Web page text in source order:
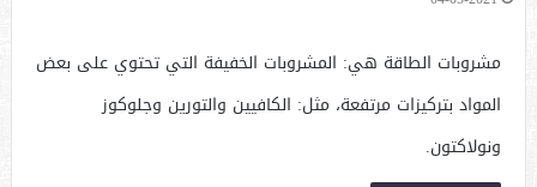
مشروبات الطاقة هي: المشروبات الخفيفة التي تحتوي على بعض
المواد بتركيزات مرتفعة، مثل: الكافيين والتورين وجلوكوز
ونولاكتون.